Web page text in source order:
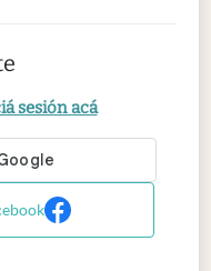
sesión acá